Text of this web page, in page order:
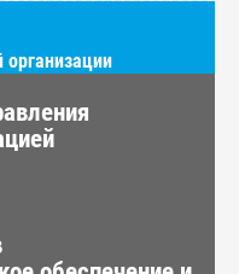
организации